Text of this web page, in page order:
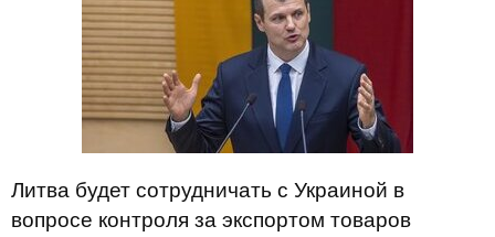
Литва будет сотрудничать с Украиной в
вопросе контроля за экспортом товаров